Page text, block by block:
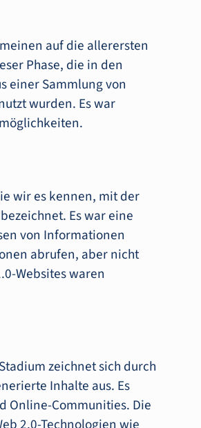
auf die allerersten
Phase, die in den
einer Sammlung von
wurden. Es war
wir es kennen, mit der
Es war eine
von Informationen
abrufen, aber nicht
Websites waren
zeichnet sich durch
Inhalte aus. Es
Online-Communities. Die